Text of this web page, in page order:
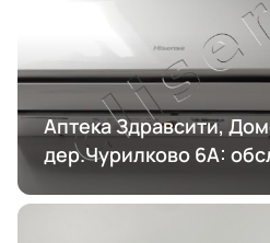
Аптека Здравсити,
дер.Чурилково 6А: